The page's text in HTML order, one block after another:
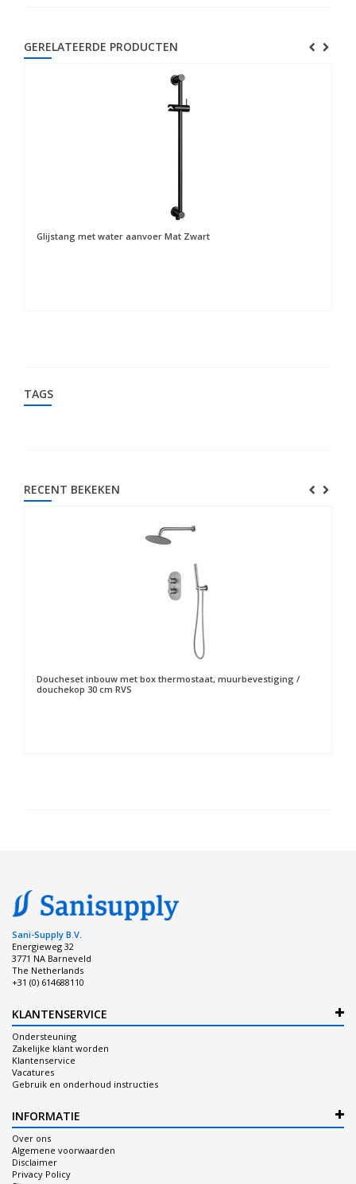
GERELATEERDE PRODUCTEN
Glijstang met water aanvoer Mat Zwart
TAGS
RECENT BEKEKEN
Doucheset inbouw met box thermostaat, muurbevestiging /
douchekop 30 cm RVS
Sani-Supply B.V.
Energieweg 32
3771 NA Barneveld
The Netherlands
+31 (0) 614688110
KLANTENSERVICE
Ondersteuning
Zakelijke klant worden
Klantenservice
Vacatures
Gebruik en onderhoud instructies
INFORMATIE
Over ons
Algemene voorwaarden
Disclaimer
Privacy Policy